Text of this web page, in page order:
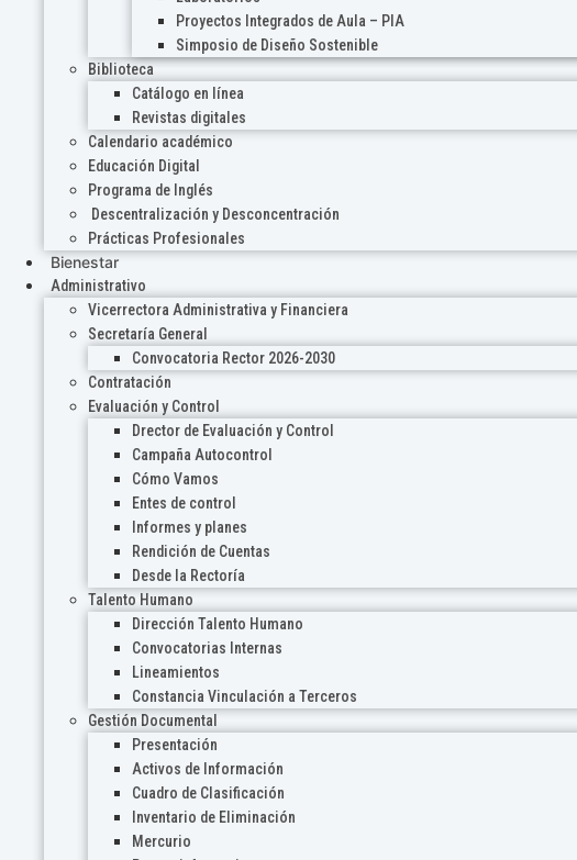
Proyectos Integrados de Aula – PIA
Simposio de Diseño Sostenible
Biblioteca
Catálogo en línea
Revistas digitales
Calendario académico
Educación Digital
Programa de Inglés
Descentralización y Desconcentración
Prácticas Profesionales
Bienestar
Administrativo
Vicerrectora Administrativa y Financiera
Secretaría General
Convocatoria Rector 2026-2030
Contratación
Evaluación y Control
Drector de Evaluación y Control
Campaña Autocontrol
Cómo Vamos
Entes de control
Informes y planes
Rendición de Cuentas
Desde la Rectoría
Talento Humano
Dirección Talento Humano
Convocatorias Internas
Lineamientos
Constancia Vinculación a Terceros
Gestión Documental
Presentación
Activos de Información
Cuadro de Clasificación
Inventario de Eliminación
Mercurio